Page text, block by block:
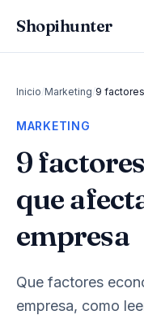
Shopihunter
Inicio/Marketing/9
MARKETING
9
que
empresa
Que factores
empresa, como